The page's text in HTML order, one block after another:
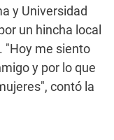
y Universidad
un hincha local
"Hoy me siento
y por lo que
contó la